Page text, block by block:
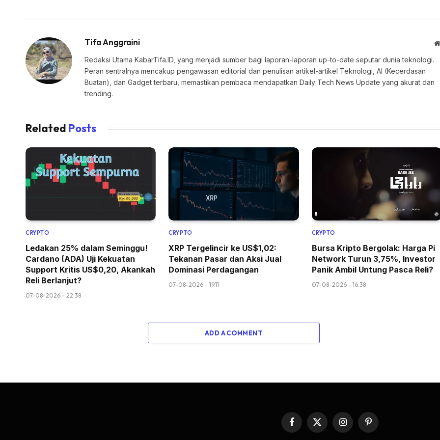
Tifa Anggraini
Redaksi Utama KabarTifa.ID, yang menjadi sumber bagi laporan-laporan up-to-date seputar dunia teknologi.
Peran sentralnya mencakup pengawasan editorial dan penulisan artikel-artikel Teknologi, AI (Kecerdasan
Buatan), dan Gadget terbaru, memastikan pembaca mendapatkan Daily Tech News Update yang akurat dan
trending.
Related Posts
CRYPTO
Ledakan 25% dalam Seminggu!
Cardano (ADA) Uji Kekuatan
Support Kritis US$0,20, Akankah
Reli Berlanjut?
07-08-2026 - 22.38
CRYPTO
XRP Tergelincir ke US$1,02:
Tekanan Pasar dan Aksi Jual
Dominasi Perdagangan
07-08-2026 - 19.11
CRYPTO
Bursa Kripto Bergolak: Harga Pi
Network Turun 3,75%, Investor
Panik Ambil Untung Pasca Reli?
07-08-2026 - 16.38
ADD A COMMENT
Facebook
X
InstagramPinterest